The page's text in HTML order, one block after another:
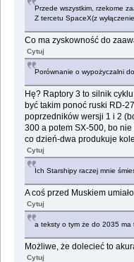
Przede wszystkim, rzekome
Z tercetu SpaceX(z
Co ma zyskowność do
Cytuj
Porównanie o wypożyczalni
Hę? Raptory 3 to silnik
być takim ponoć ruski RD-
poprzedników wersji 1 i 2
300 a potem SX-500, bo nie
co dzień-dwa produkuje
Cytuj
Ich Starshipy raczej mnie
A coś przed Muskiem
Cytuj
a teksty o tym że do 2035 ma
Możliwe, że dolecieć to
Cytuj